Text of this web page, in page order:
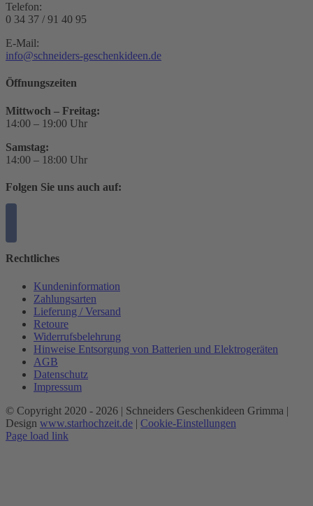
Telefon:
0 34 37 / 91 40 95
E-Mail:
info@schneiders-geschenkideen.de
Öffnungszeiten
Mittwoch – Freitag:
14:00 – 19:00 Uhr
Samstag:
14:00 – 18:00 Uhr
Folgen Sie uns auch auf:
Rechtliches
Kundeninformation
Zahlungsarten
Lieferung / Versand
Retoure
Widerrufsbelehrung
Hinweise Entsorgung von Batterien und Elektrogeräten
AGB
Datenschutz
Impressum
© Copyright 2020 - 2026 | Schneiders Geschenkideen Grimma |
Design www.starhochzeit.de | Cookie-Einstellungen
Page load link